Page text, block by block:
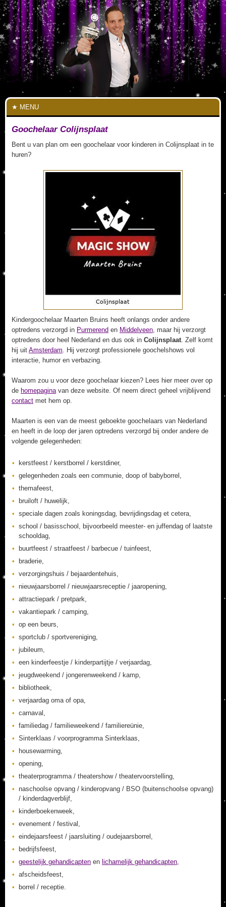
MENU
Goochelaar Colijnsplaat
Bent u van plan om een goochelaar voor kinderen in Colijnsplaat in te
huren?
Kindergoochelaar Maarten Bruins heeft onlangs onder andere
optredens verzorgd in Purmerend en Middelveen, maar hij verzorgt
optredens door heel Nederland en dus ook in Colijnsplaat. Zelf komt
hij uit Amsterdam. Hij verzorgt professionele goochelshows vol
interactie, humor en verbazing.
Waarom zou u voor deze goochelaar kiezen? Lees hier meer over op
de homepaginavan deze website. Of neem direct geheel vrijblijvend
contact met hem op.
Maarten is een van de meest geboekte goochelaars van Nederland
en heeft in de loop der jaren optredens verzorgd bij onder andere de
volgende gelegenheden:
kerstfeest / kerstborrel / kerstdiner,
gelegenheden zoals een communie, doop of babyborrel,
themafeest,
bruiloft / huwelijk,
speciale dagen zoals koningsdag, bevrijdingsdag et cetera,
school / basisschool, bijvoorbeeld meester- en juffendag of laatste
schooldag,
buurtfeest / straatfeest / barbecue / tuinfeest,
braderie,
verzorgingshuis / bejaardentehuis,
nieuwjaarsborrel / nieuwjaarsreceptie / jaaropening,
attractiepark / pretpark,
vakantiepark / camping,
op een beurs,
sportclub / sportvereniging,
jubileum,
een kinderfeestje / kinderpartijtje / verjaardag,
jeugdweekend / jongerenweekend / kamp,
bibliotheek,
verjaardag oma of opa,
carnaval,
familiedag / familieweekend / familiereünie,
Sinterklaas / voorprogramma Sinterklaas,
housewarming,
opening,
theaterprogramma / theatershow / theatervoorstelling,
naschoolse opvang / kinderopvang / BSO (buitenschoolse opvang)
/ kinderdagverblijf,
kinderboekenweek,
evenement / festival,
eindejaarsfeest / jaarsluiting / oudejaarsborrel,
bedrijfsfeest,
geestelijk gehandicapten en lichamelijk gehandicapten,
afscheidsfeest,
borrel / receptie.